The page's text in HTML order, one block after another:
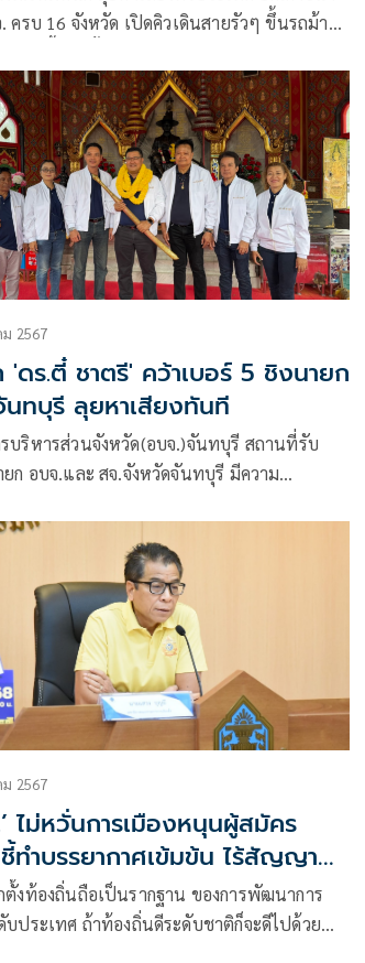
ครบ 16 จังหวัด เปิดคิวเดินสายรัวๆ ขึ้นรถม้า
งิน
2567
ดร.ตี๋ ชาตรี' คว้าเบอร์ 5 ชิงนายก
ทบุรี ลุยหาเสียงทันที
บริหารส่วนจังหวัด(อบจ.)จันทบุรี สถานที่รับ
ก อบจ.และ สจ.จังหวัดจันทบุรี มีความ
2567
ไม่หวั่นการเมืองหนุนผู้สมัคร
ทำบรรยากาศเข้มข้น ไร้สัญญาณ
ตั้งท้องถิ่นถือเป็นรากฐาน ของการพัฒนาการ
บประเทศ ถ้าท้องถิ่นดีระดับชาติก็จะดีไปด้วย